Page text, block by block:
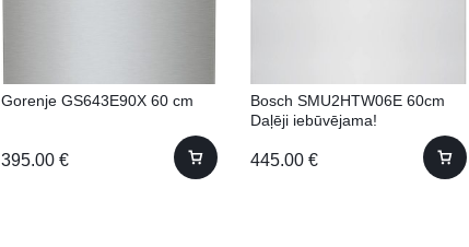
Gorenje GS643E90X 60 cm
395.00 €
Bosch SMU2HTW06E 60cm
Daļēji iebūvējama!
445.00 €